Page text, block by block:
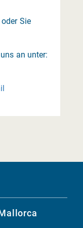
Sie
an unter: